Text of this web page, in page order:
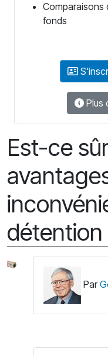
Comparaisons
fonds
Plus
Est-ce
Par